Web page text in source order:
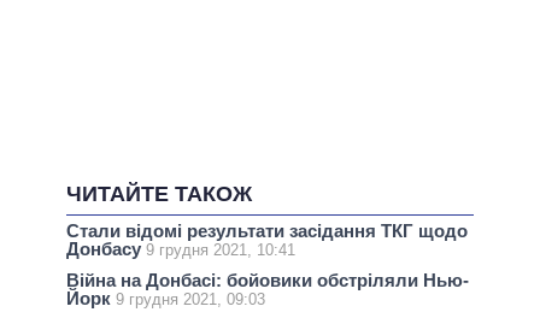
ЧИТАЙТЕ ТАКОЖ
Стали відомі результати засідання ТКГ щодо
Донбасу 9 грудня 2021, 10:41
Війна на Донбасі: бойовики обстріляли Нью-
Йорк 9 грудня 2021, 09:03